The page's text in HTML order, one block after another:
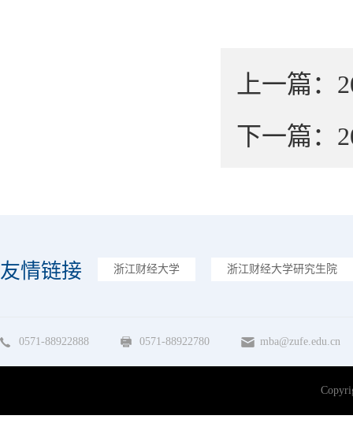
上一篇：
下一篇：
友情链接 浙江财经大学 浙江财经大学研究生院
0571-88922888 0571-88922780 mba@zufe.edu.cn